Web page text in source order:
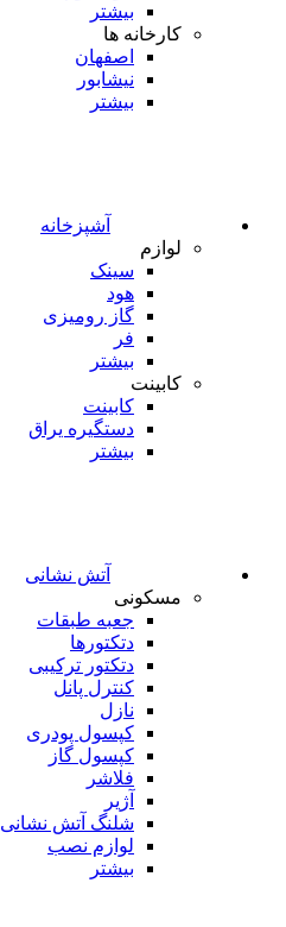
بیشتر
کارخانه ها
اصفهان
نیشابور
بیشتر
آشپزخانه
لوازم
سینک
هود
گاز رومیزی
فر
بیشتر
کابینت
کابینت
دستگیره یراق
بیشتر
آتش نشانی
مسکونی
جعبه طبقات
دتکتورها
دتکتور ترکیبی
کنترل پانل
نازل
کپسول پودری
کپسول گاز
فلاشر
آژیر
شلنگ آتش نشانی
لوازم نصب
بیشتر